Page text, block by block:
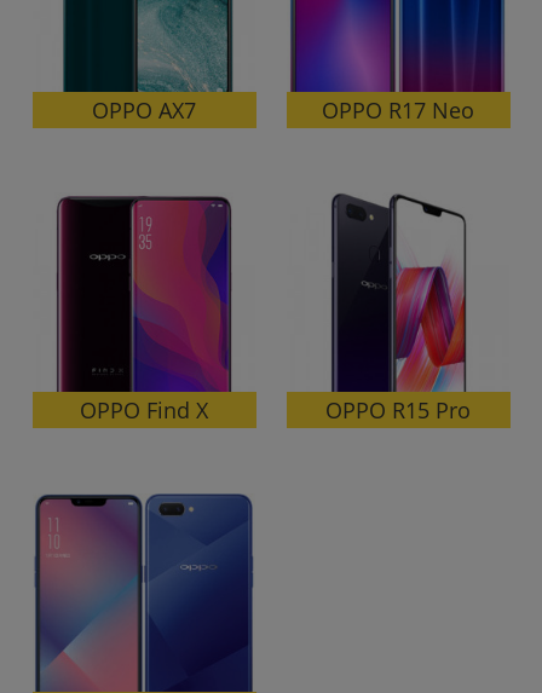
OPPO AX7 OPPO R17 Neo
OPPO Find X OPPO R15 Pro